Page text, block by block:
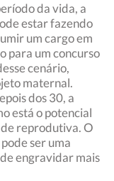
da vida, a
estar fazendo
um cargo em
para um concurso
cenário,
maternal.
dos 30, a
está o potencial
reprodutiva. O
ser uma
engravidar mais